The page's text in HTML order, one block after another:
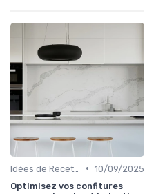
• 10/09/2025
Optimisez vos confitures